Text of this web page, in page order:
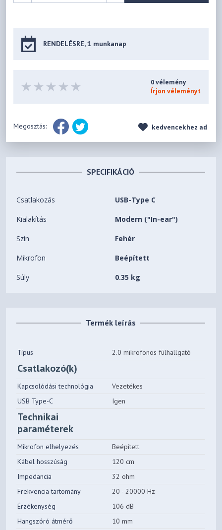
RENDELÉSRE, 1 munkanap
0 vélemény
Írjon véleményt
Megosztás: kedvencekhez ad
SPECIFIKÁCIÓ
Csatlakozás USB-Type C
Kialakítás Modern ("In-ear")
Szín Fehér
Mikrofon Beépített
Súly 0.35 kg
Termék leírás
Típus 2.0 mikrofonos fülhallgató
Csatlakozó(k)
Kapcsolódási technológia
Vezetékes
USB Type-C
Igen
Technikai
paraméterek
Mikrofon elhelyezés
Beépített
Kábel hosszúság
120 cm
Impedancia
32 ohm
Frekvencia tartomány
20 - 20000 Hz
Érzékenység
106 dB
Hangszóró átmérő
10 mm